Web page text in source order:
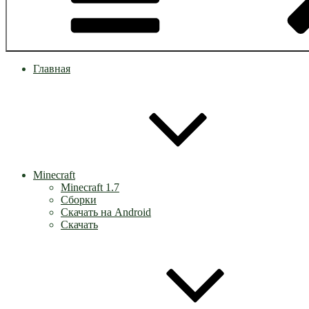
Главная
Minecraft
Minecraft 1.7
Сборки
Скачать на Android
Скачать